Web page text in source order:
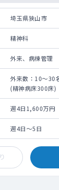
埼玉県狭山市
精神科
外来、病棟管理
外来数：10～30
(精神病床300床)
週4日1,600万円
週4日～5日